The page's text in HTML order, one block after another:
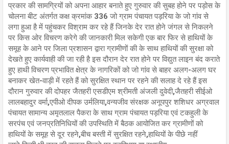
प्रकार की सामग्रियों को अपना आहार बनाते हुए गुरुवार की सुबह होने पर पड़ोस के
चोलना बीट अंतर्गत कक्ष क्रमांक 336 जो ग्राम पंचायत पड़रिया के जो गांव से
लगा हुआ है में पहुंचकर विश्राम कर रहे हैं जिनके देर रात होने जंगल से निकलने
पर किस ओर विचरण करेगे की जानकारी मिल सकेगी एक बार फिर से हाथियों के
समूह के आने पर जिला प्रशासन द्वारा ग्रामीणों की के साथ हाथियों की सुरक्षा को
देखते हुए कार्यवाही की जा रही है इस दौरान देर रात होने पर विद्युत लाइन बंद कराते
हुए हाथी विचरण प्रभावित क्षेत्र के नागरिकों को जो गांव से बाहर अलग-अलग घर
बनाकर खेत-वाड़ी में रहते हैं को सुरक्षित स्थान पर रहने की सलाह दे रहे हैं इस
दौरान गुरुवार की दोपहर जैतहरी एसडीएम श्रीमती अंजली दुवेदी,जैतहरी सीईओ
लालबहादुर वर्मा,एपीओ दीपक उर्मलिया,वन्यजीव संरक्षक अनूपपुर शशिधर अग्रवाल
पंचायत सामान्य अमृतलाल पैकरा के साथ ग्राम पंचायत पड़रिया एवं टकहुली के
सरपंच एवं जनप्रतिनिधियों की उपस्थिति में बैठक आयोजित कर ग्रामीणों को
हाथियों के समूह से दूर रहने,बीच बस्ती में सुरक्षित रहने,हाथियों के पीछे नहीं